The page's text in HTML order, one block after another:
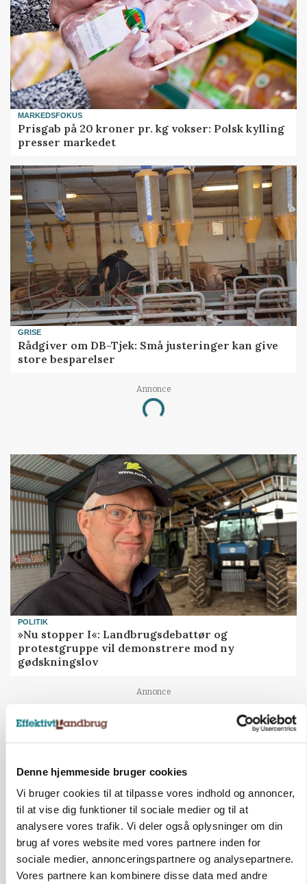
Denne hjemmeside bruger cookies
Vi bruger cookies til at tilpasse vores indhold og annoncer,
til at vise dig funktioner til sociale medier og til at
analysere vores trafik. Vi deler også oplysninger om din
brug af vores website med vores partnere inden for
sociale medier, annonceringspartnere og analysepartnere.
Vores partnere kan kombinere disse data med andre
MARKEDSFOKUS
Prisgab på 20 kroner pr. kg vokser: Polsk kylling
presser markedet
GRISE
Rådgiver om DB-Tjek: Små justeringer kan give
store besparelser
Annonce
Loading...
POLITIK
»Nu stopper I«: Landbrugsdebattør og
protestgruppe vil demonstrere mod ny
gødskningslov
Annonce
KVÆG